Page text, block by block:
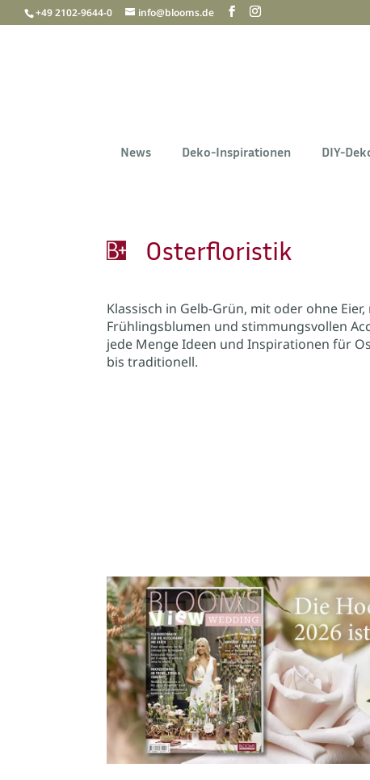
+49 2102-9644-0 info@blooms.de
News Deko-Inspirationen DIY-
Osterfloristik
Klassisch in Gelb-Grün, mit oder ohne
Frühlingsblumen und stimmungsvollen
jede Menge Ideen und Inspirationen für
bis traditionell.